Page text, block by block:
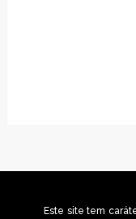
Este site tem